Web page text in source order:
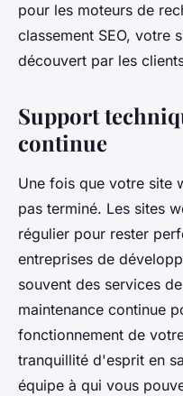
pour les moteurs de
classement SEO, votre
découvert par les
Support
continue
Une fois que votre site
pas terminé. Les sites
régulier pour rester
entreprises de
souvent des services
maintenance continue
fonctionnement de
tranquillité d'esprit en
équipe à qui vous